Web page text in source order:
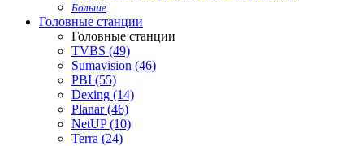
Больше
Головные станции
Головные станции
TVBS (49)
Sumavision (46)
PBI (55)
Dexing (14)
Planar (46)
NetUP (10)
Terra (24)